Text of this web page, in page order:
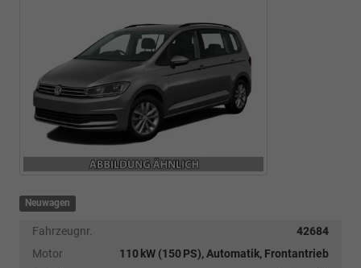
Neuwagen
Fahrzeugnr.
42684
Motor
110 kW (150 PS), Automatik, Frontantrieb